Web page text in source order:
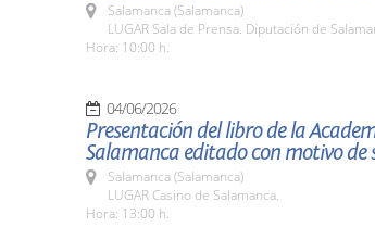
Salamanca (Salamanca)
LUGAR Sala de Prensa. Diputación de
Hora: 10:00 h.
04/06/2026
Presentación del libro de la
Salamanca editado con motivo de
Salamanca (Salamanca)
LUGAR Casino de Salamanca.
Hora: 13:00 h.